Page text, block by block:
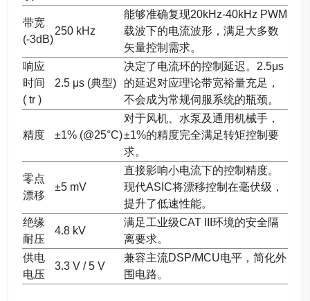
带宽
(-3dB)
250 kHz
能够准确复现20kHz-40kHz PWM
载波下的电流波形，满足大多数
矢量控制需求。
响应
时间
( tr )
2.5 μs (典型)
决定了电流环的控制延迟。2.5μs
的延迟对应理论带宽裕量充足，
不会成为常规伺服系统的瓶颈。
精度 ±1% (@25°C)
对于风机、水泵及通用机械手，
±1%的精度完全满足转矩控制要
求。
零点
漂移
±5 mV
直接影响小电流下的控制精度。
现代ASIC将漂移控制在毫伏级，
提升了低速性能。
绝缘
耐压
4.8 kV
满足工业级CAT III环境的安全隔
离要求。
供电
电压
3.3 V / 5 V
兼容主流DSP/MCU电平，简化外
围电路。